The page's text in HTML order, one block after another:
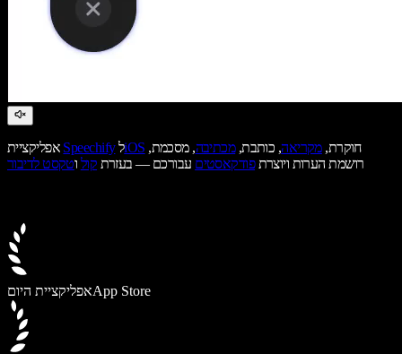
אפליקציית Speechify לiOS חוקרת,מקריאה, כותבת,מכתיבה, מסכמת,
רושמת הערות ויוצרתפודקאסטים עבורכם — בעזרת קול וטקסט לדיבור
אפליקציית היוםApp Store